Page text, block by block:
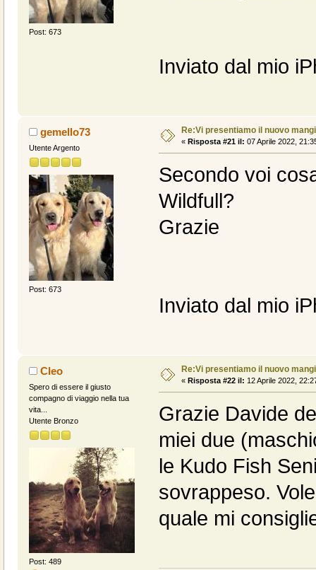
Post: 673
Inviato dal mio
gemello73
Utente Argento
Post: 673
Re:Vi presentiamo il nuovo
« Risposta #21 il: 07 Aprile 2022,
Secondo voi
Wildfull?
Grazie
Inviato dal mio
Cleo
Spero di essere il giusto
compagno di viaggio nella tua
vita...
Utente Bronzo
Post: 489
Re:Vi presentiamo il nuovo
« Risposta #22 il: 12 Aprile 2022,
Grazie Davide
miei due
le Kudo Fish
sovrappeso.
quale mi